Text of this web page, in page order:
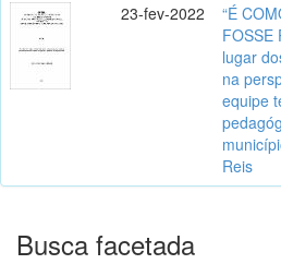
23-fev-2022
“É
FOSSE
lugar
na
equipe
Reis
Busca facetada